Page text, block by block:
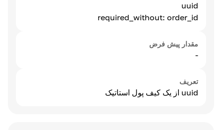
uuid
required_without: order_id
مقدار پیش فرض
-
تعریف
uuid از یک کیف پول استاتیک